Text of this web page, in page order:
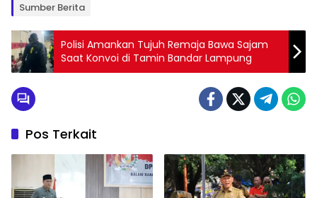
Sumber Berita
Polisi Amankan Tujuh Remaja Bawa Sajam
Saat Konvoi di Tamin Bandar Lampung
Pos Terkait